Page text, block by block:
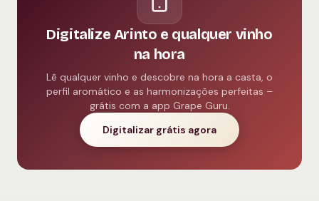
Digitalize Arinto e qualquer vinho
na hora
Lê qualquer vinho e descobre na hora a casta, o
perfil aromático e as harmonizações perfeitas –
grátis com a app Grape Guru.
Digitalizar grátis agora